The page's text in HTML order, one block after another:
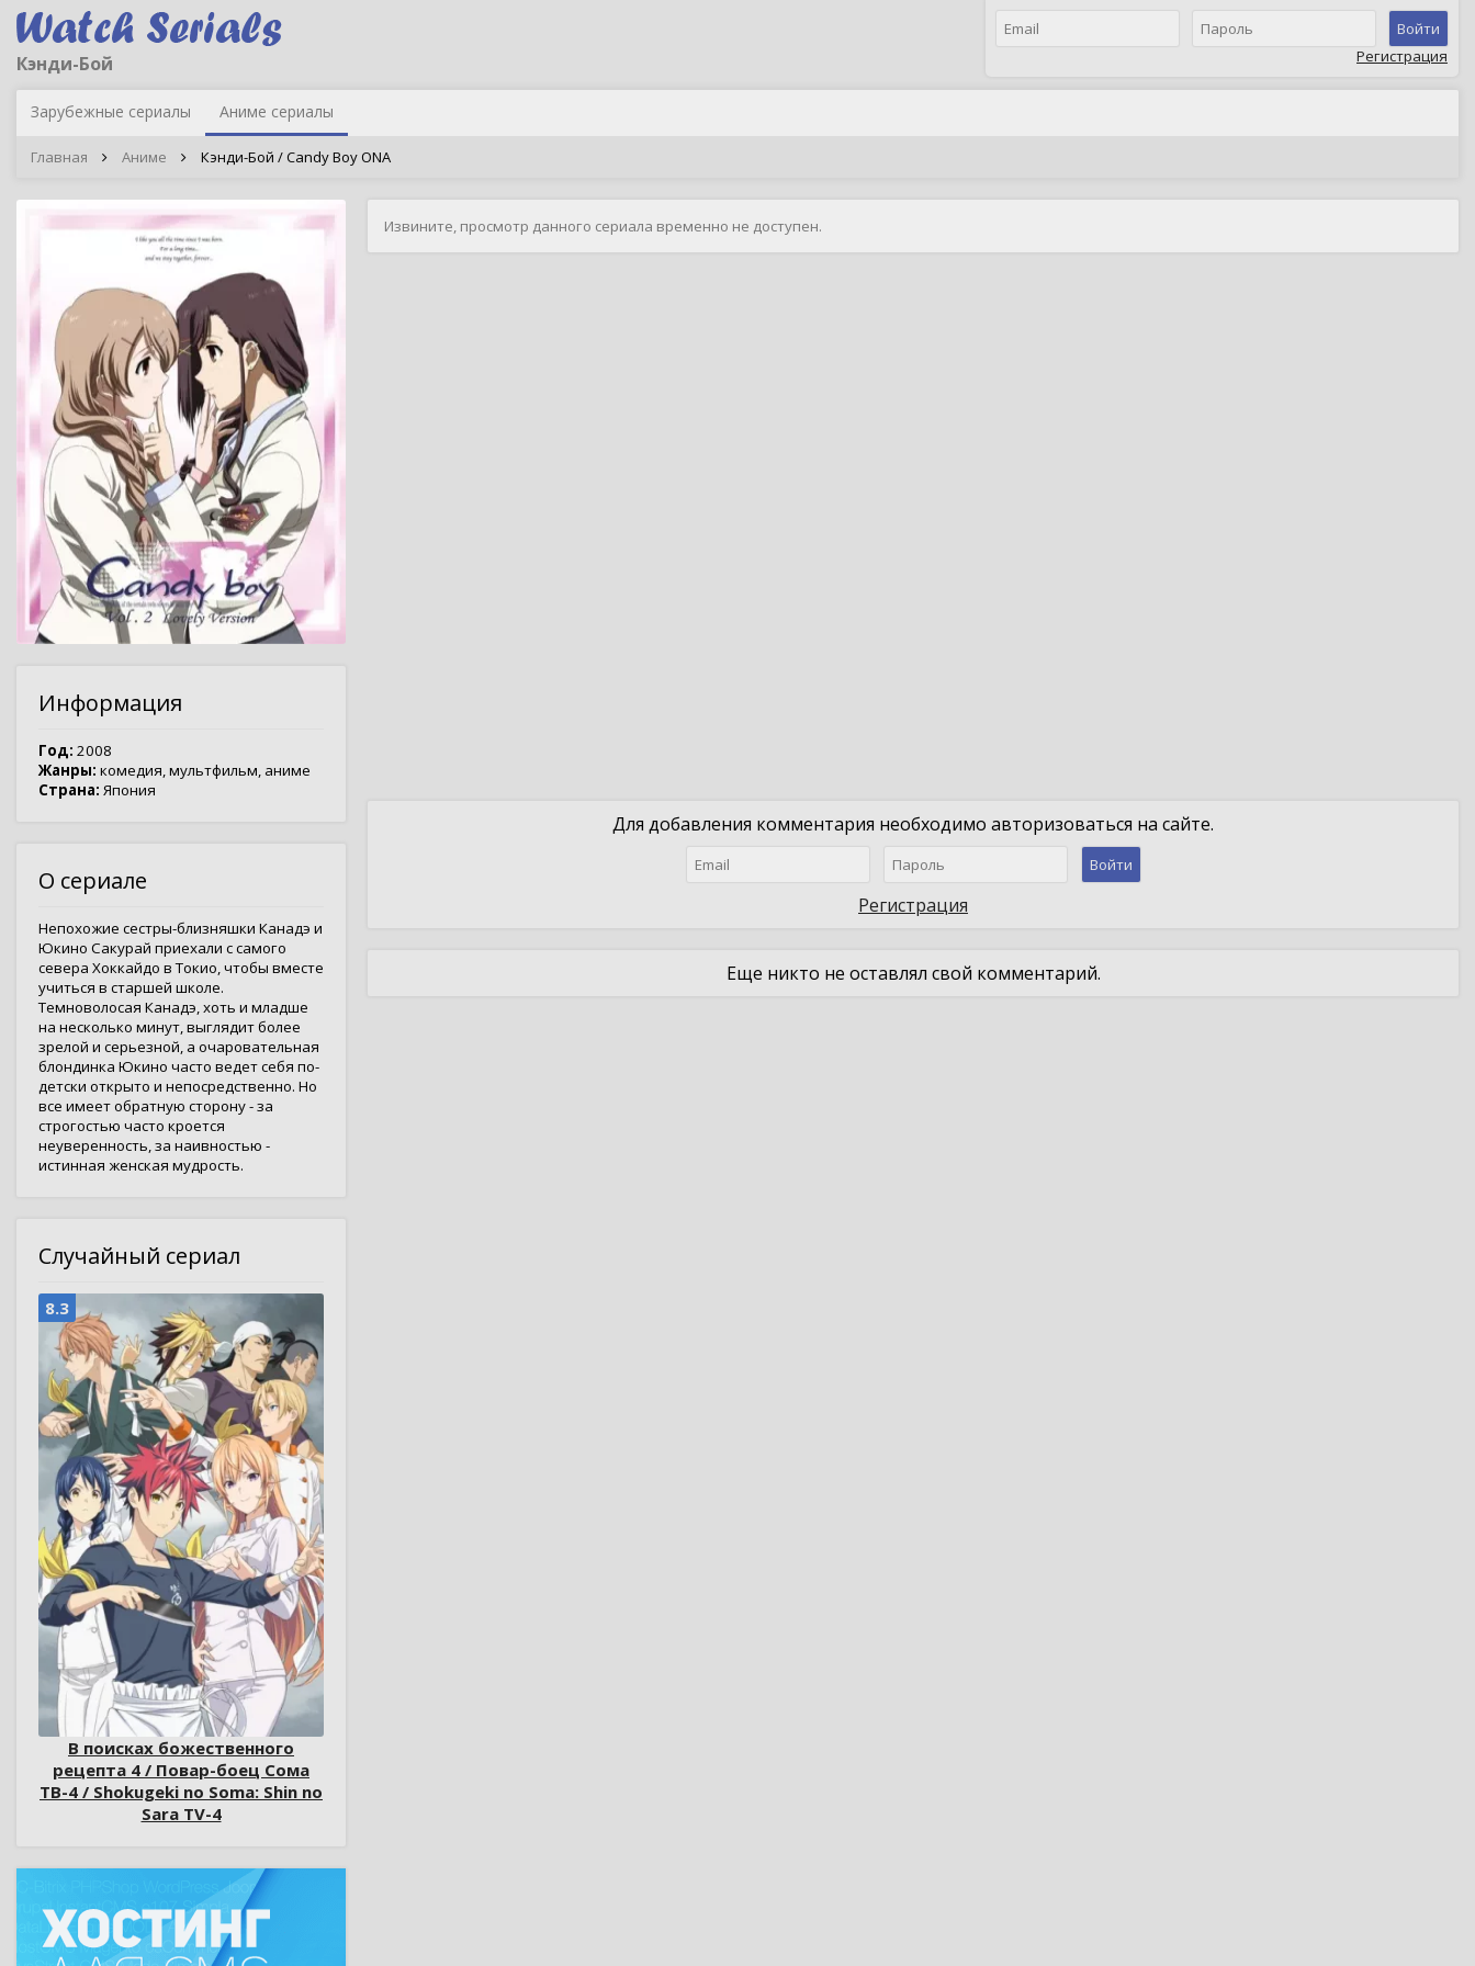
Кэнди-Бой
Войти
Регистрация
Зарубежные сериалы Аниме сериалы
Главная Аниме Кэнди-Бой / Candy Boy ONA
Информация
Год: 2008
Жанры: комедия,мультфильм, аниме
Страна: Япония
О сериале
Непохожие сестры-близняшки Канадэ и
Юкино Сакурай приехали с самого
севера Хоккайдо в Токио, чтобы вместе
учиться в старшей школе.
Темноволосая Канадэ, хоть и младше
на несколько минут, выглядит более
зрелой и серьезной, а очаровательная
блондинка Юкино часто ведет себя по-
детски открыто и непосредственно. Но
все имеет обратную сторону - за
строгостью часто кроется
неуверенность, за наивностью -
истинная женская мудрость.
Случайный сериал
8.3
В поисках божественного
рецепта 4 / Повар-боец Сома
ТВ-4 / Shokugeki no Soma: Shin no
Sara TV-4
Извините, просмотр данного сериала временно не доступен.
Для добавления комментария необходимо авторизоваться на сайте.
Войти
Регистрация
Еще никто не оставлял свой комментарий.